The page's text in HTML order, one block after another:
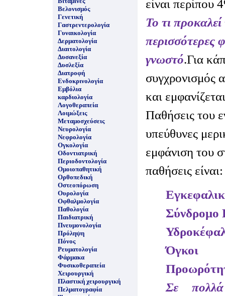
Βελονισμός
Γενετική
Γαστρεντερολογία
Γυναικολογία
Δερματολογία
Διαιτολογία
Δυσανεξία
Δυσλεξία
Διατροφή
Ενδοκρινολογία
Εμβόλια
καρδιολογία
Λογοθεραπεία
Λοιμώξεις
Μεταμοσχεύσεις
Νευρολογία
Νεφρολογία
Ογκολογία
Οδοντιατρική
Περιοδοντολογία
Ομοιοπαθητική
Ορθοπεδική
Οστεοπόρωση
Ουρολογία
Οφθαλμολογία
Παθολογία
Παιδιατρική
Πνευμονολογία
Πρόληψη
Πόνος
Ρευματολογία
Φάρμακα
Φυσικοθεραπεία
Χειρουργική
Πλαστική χειρουργική
Πελματογραφία
είναι περίπου
Το τι
περισσότερες
γνωστό.Για
συγχρονισμός
και
Παθήσεις του
υπεύθυνες
εμφάνιση του
παθήσεις είναι:
Σύνδρομο
Όγκοι
Σε